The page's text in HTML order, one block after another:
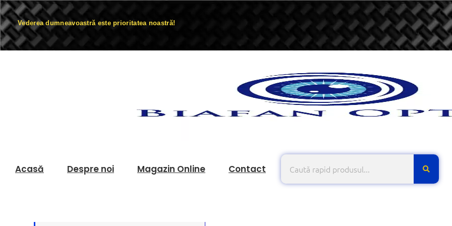
Vederea dumneavoastră este prioritatea noastră!
Acasă Despre noi Magazin Online Contact